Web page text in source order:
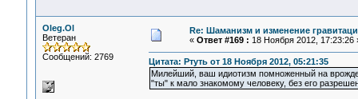
Oleg.Ol
Ветеран
Сообщений: 2769
Re: Шаманизм и изменение
« Ответ #169 : 18 Ноября 2012, 17:23:26
Цитата: Ртуть от 18 Ноября 2012, 05:21:35
Милейший, ваш идиотизм помноженный на
"ты" к мало знакомому человеку, без его